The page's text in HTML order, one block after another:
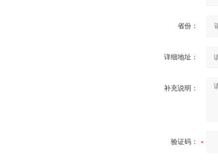
省份：
详细地址：
补充说明：
验证码：